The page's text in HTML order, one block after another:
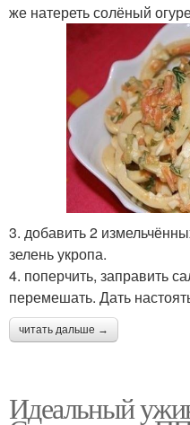
же натереть солёный
3. добавить 2
зелень укропа.
4. поперчить, заправить
перемешать. Дать
читать дальше →
Идеальный